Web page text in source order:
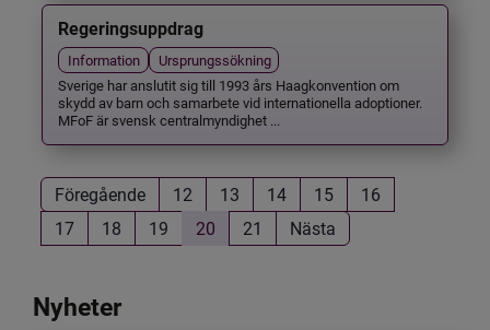
Regeringsuppdrag
Information
Ursprungssökning
Sverige har anslutit sig till 1993 års Haagkonvention om
skydd av barn och samarbete vid internationella adoptioner.
MFoF är svensk centralmyndighet ...
Föregående 12 13 14 15
16
17
18 19 20 21 Nästa
Nyheter